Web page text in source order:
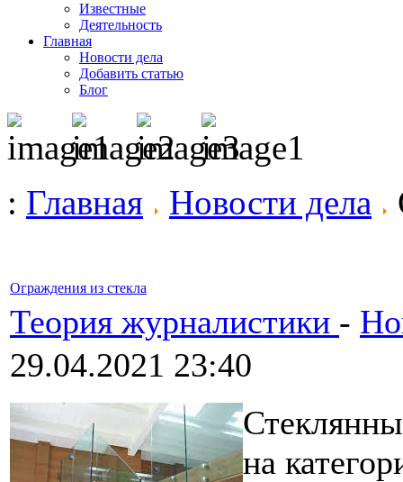
Известные
Деятельность
Главная
Новости дела
Добавить статью
Блог
: Главная Новости дела
Ограждения из стекла
Теория журналистики -
29.04.2021 23:40
на